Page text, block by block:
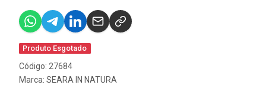
Produto Esgotado
Código: 27684
Marca: SEARA IN NATURA